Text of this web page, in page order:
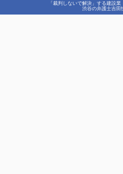
「裁判しないで解決」する建設
渋谷の弁護士吉田